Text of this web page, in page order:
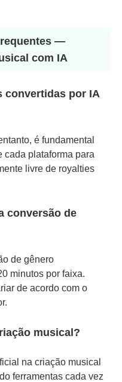
—
com IA
convertidas por IA
é fundamental
cada plataforma para
livre de royalties
conversão de
de gênero
minutos por faixa.
de acordo com o
musical?
na criação musical
ferramentas cada vez